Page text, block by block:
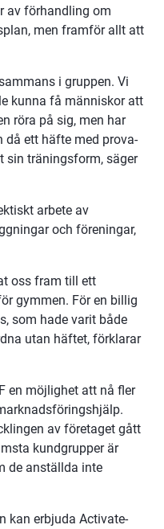
av förhandling om
men framför allt att
i gruppen. Vi
kunna få människor att
röra på sig, men har
ett häfte med prova-
sin träningsform, säger
arbete av
och föreningar,
oss fram till ett
gymmen. För en billig
som hade varit både
utan häftet, förklarar
en möjlighet att nå fler
av företaget gått
kundgrupper är
de anställda inte
kan erbjuda Activate-